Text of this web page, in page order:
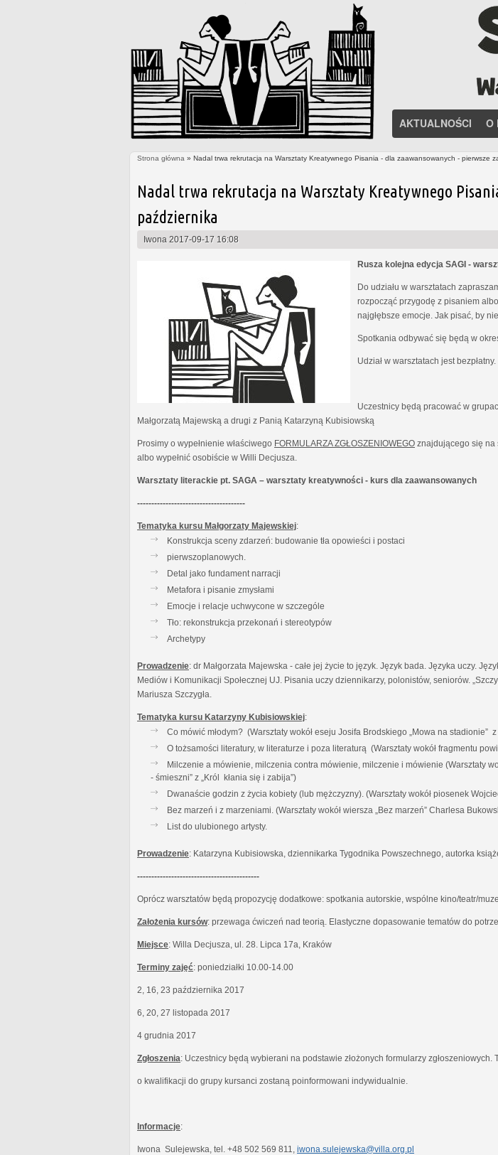
AKTUALNOŚCI O
Strona główna » Nadal trwa rekrutacja na Warsztaty Kreatywnego Pisania - dla zaawansowanych - pierwsze
Nadal trwa rekrutacja na Warsztaty Kreatywnego
października
Iwona 2017-09-17 16:08
Rusza kolejna edycja SAGI -
Do udziału w warsztatach
rozpocząć przygodę z pisaniem
najgłębsze emocje. Jak pisać, by
Spotkania odbywać się będą w
Udział w warsztatach jest bezpłatny.
Uczestnicy będą pracować w
Małgorzatą Majewską a drugi z Panią Katarzyną Kubisiowską
Prosimy o wypełnienie właściwego FORMULARZA ZGŁOSZENIOWEGO znajdującego się na
albo wypełnić osobiście w Willi Decjusza.
Warsztaty literackie pt. SAGA – warsztaty kreatywności - kurs dla zaawansowanych
--------------------------------------
Tematyka kursu Małgorzaty Majewskiej:
Konstrukcja sceny zdarzeń: budowanie tła opowieści i postaci
pierwszoplanowych.
Detal jako fundament narracji
Metafora i pisanie zmysłami
Emocje i relacje uchwycone w szczególe
Tło: rekonstrukcja przekonań i stereotypów
Archetypy
Prowadzenie: dr Małgorzata Majewska - całe jej życie to język. Język bada. Języka uczy.
Mediów i Komunikacji Społecznej UJ. Pisania uczy dziennikarzy, polonistów, seniorów.
Mariusza Szczygła.
Tematyka kursu Katarzyny Kubisiowskiej:
Co mówić młodym? (Warsztaty wokół eseju Josifa Brodskiego „Mowa na stadionie” z
O tożsamości literatury, w literaturze i poza literaturą (Warsztaty wokół fragmentu
Milczenie a mówienie, milczenia contra mówienie, milczenie i mówienie (Warsztaty
- śmieszni” z „Król kłania się i zabija”)
Dwanaście godzin z życia kobiety (lub mężczyzny). (Warsztaty wokół piosenek
Bez marzeń i z marzeniami. (Warsztaty wokół wiersza „Bez marzeń” Charlesa
List do ulubionego artysty.
Prowadzenie: Katarzyna Kubisiowska, dziennikarka Tygodnika Powszechnego, autorka
-------------------------------------------
Oprócz warsztatów będą propozycję dodatkowe: spotkania autorskie, wspólne kino/teatr/
Założenia kursów: przewaga ćwiczeń nad teorią. Elastyczne dopasowanie tematów do
Miejsce: Willa Decjusza, ul. 28. Lipca 17a, Kraków
Terminy zajęć: poniedziałki 10.00-14.00
2, 16, 23 października 2017
6, 20, 27 listopada 2017
4 grudnia 2017
Zgłoszenia: Uczestnicy będą wybierani na podstawie złożonych formularzy zgłoszeniowych.
o kwalifikacji do grupy kursanci zostaną poinformowani indywidualnie.
Informacje:
Iwona Sulejewska, tel. +48 502 569 811, iwona.sulejewska@villa.org.pl